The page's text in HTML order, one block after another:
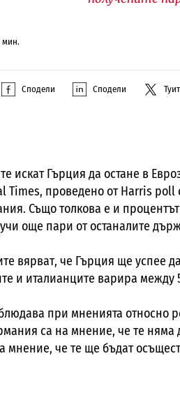
мин.
Сподели Сподели Туит
искат Гърция да остане в
Times, проведено от Harris
Също толкова е и
още пари от останалите
вярват, че Гърция ще успее
и италианците варира между
при мненията относно
са на мнение, че те няма
мнение, че те ще бъдат